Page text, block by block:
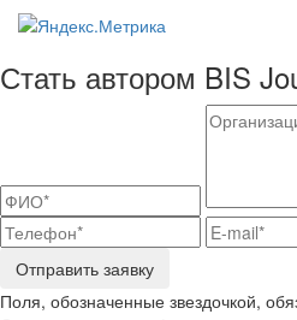
Стать автором BIS
Отправить заявку
Поля, обозначенные звездочкой,